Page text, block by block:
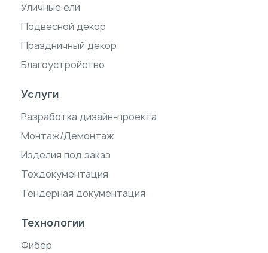
Уличные ели
Подвесной декор
Праздничный декор
Благоустройство
Услуги
Разработка дизайн-проекта
Монтаж/Демонтаж
Изделия под заказ
Техдокументация
Тендерная документация
Технологии
Фибер